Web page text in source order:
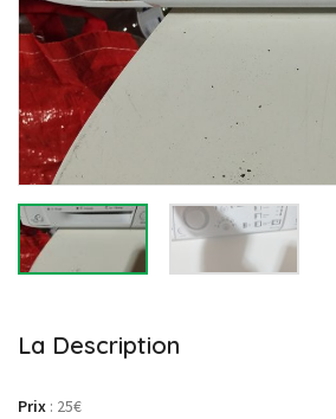
La Description
Prix : 25€